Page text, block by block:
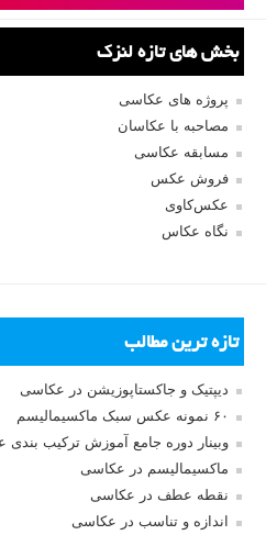
بخش های تازه لنزک
پروژه های عکاسی
مصاحبه با عکاسان
مسابقه عکاسی
فروش عکس
عکس‌کاوی
نگاه عکاس
تازه ترین مطالب
دیپتیک و جاکستا‌پوزیشن در عکاسی
۶۰ نمونه عکس سبک ماکسیمالیسم
وبینار دوره جامع آموزش ترکیب
ماکسیمالیسم در عکاسی
نقطه عطف در عکاسی
اندازه و تناسب در عکاسی